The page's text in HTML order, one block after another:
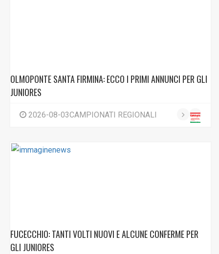
OLMOPONTE SANTA FIRMINA: ECCO I PRIMI ANNUNCI PER GLI
JUNIORES
2026-08-03CAMPIONATI REGIONALI
FUCECCHIO: TANTI VOLTI NUOVI E ALCUNE CONFERME PER
GLI JUNIORES